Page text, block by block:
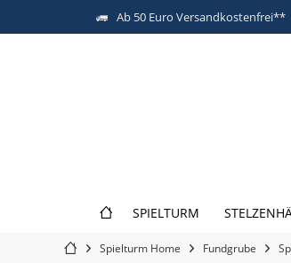
Ab 50 Euro Versandkostenfrei**
SPIELTURM
Spielturm Home Fundgrube